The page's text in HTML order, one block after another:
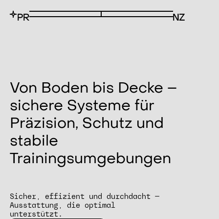
Von Boden bis Decke –
sichere Systeme für
Präzision, Schutz und
stabile
Trainingsumgebungen
Sicher, effizient und durchdacht —
Ausstattung, die optimal
unterstützt.